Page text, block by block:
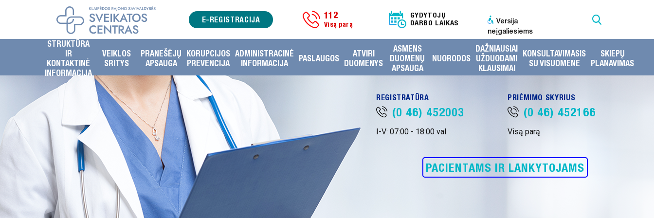
E-REGISTRACIJA 112
Visą parą
GYDYTOJŲ
DARBO LAIKAS
Versija
neįgaliesiems
STRUKTŪRA
IR
KONTAKTINĖ
INFORMACIJA
VEIKLOS
SRITYS
PRANEŠĖJŲ
APSAUGA
KORUPCIJOS
PREVENCIJA
ADMINISTRACINĖ
INFORMACIJA
PASLAUGOS
ATVIRI
DUOMENYS
ASMENS
DUOMENŲ
APSAUGA
NUORODOS
DAŽNIAUSIAI
UŽDUODAMI
KLAUSIMAI
KONSULTAVIMASIS
SU VISUOMENE
SKIEPŲ
PLANAVIMAS
REGISTRATŪRA
(0 46) 452003
I-V: 07:00 - 18:00 val.
PRIĖMIMO SKYRIUS
(0 46) 452166
Visą parą
PACIENTAMS IR LANKYTOJAMS